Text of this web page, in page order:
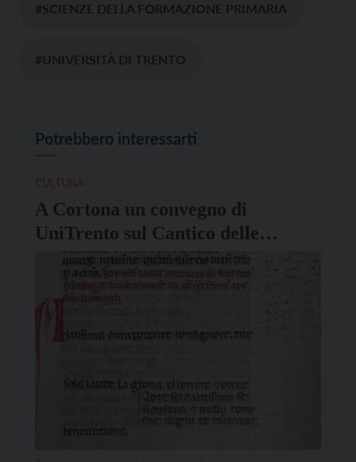
#SCIENZE DELLA FORMAZIONE PRIMARIA
#UNIVERSITÀ DI TRENTO
Potrebbero interessarti
A Cortona un convegno di
UniTrento sul Cantico delle
creature